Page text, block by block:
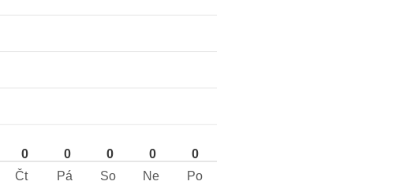
0 0 0 0 0
Čt Pá So Ne Po